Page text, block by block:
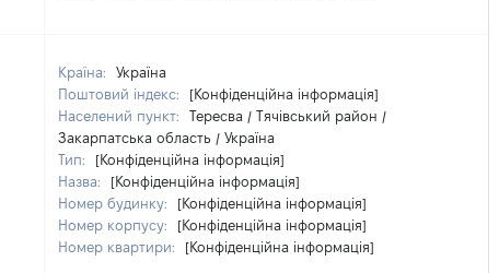
Країна:
Україна
Поштовий індекс:
[Конфіденційна інформація]
Населений пункт:
Тересва / Тячівський район /
Закарпатська область / Україна
Тип:
[Конфіденційна інформація]
Назва:
[Конфіденційна інформація]
Номер будинку:
[Конфіденційна інформація]
Номер корпусу:
[Конфіденційна інформація]
Номер квартири:
[Конфіденційна інформація]